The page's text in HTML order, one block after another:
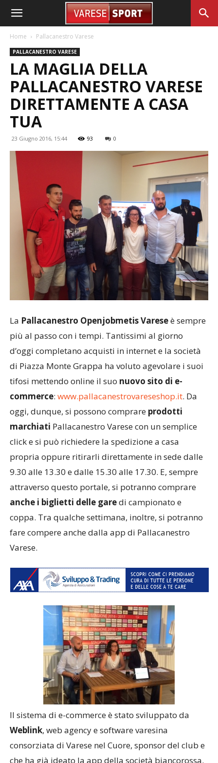
Home Pallacanestro Varese
PALLACANESTRO VARESE
LA MAGLIA DELLA
PALLACANESTRO VARESE
DIRETTAMENTE A CASA
TUA
23 Giugno 2016, 15:44 93 0
La Pallacanestro Openjobmetis Vareseè sempre
più al passo con i tempi. Tantissimi al giorno
d’oggi completano acquisti in internet e la società
di Piazza Monte Grappa ha voluto agevolare i suoi
tifosi mettendo online il suo nuovo sito di e-
commerce: www.pallacanestrovareseshop.it. Da
oggi, dunque, si possono comprare prodotti
marchiati Pallacanestro Varese con un semplice
click e si può richiedere la spedizione a casa
propria oppure ritirarli direttamente in sede dalle
9.30 alle 13.30 e dalle 15.30 alle 17.30. E, sempre
attraverso questo portale, si potranno comprare
anche i biglietti delle garedi campionato e
coppa. Tra qualche settimana, inoltre, si potranno
fare compere anche dalla app di Pallacanestro
Varese.
Il sistema di e-commerce è stato sviluppato da
Weblink, web agency e software varesina
consorziata di Varese nel Cuore, sponsor del club e
che ha già ideato la app della società biancorossa.